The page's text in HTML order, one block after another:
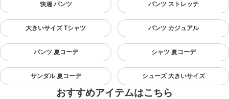
快適 パンツ パンツ ストレッチ
大きいサイズ Tシャツ パンツ カジュアル
パンツ 夏コーデ シャツ 夏コーデ
サンダル 夏コーデ シューズ 大きいサイズ
おすすめアイテムはこちら